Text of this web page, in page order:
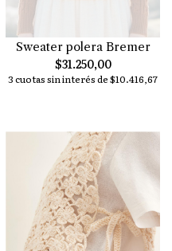
Sweater polera Bremer
$31.250,00
3 cuotas sin interés de $10.416,67